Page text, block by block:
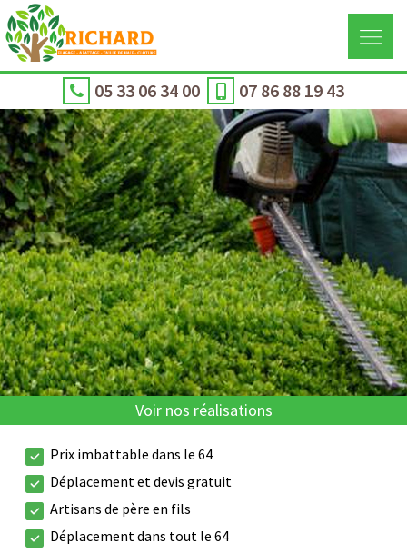
05 33 06 34 00 07 86 88 19 43
Voir nos réalisations
Prix imbattable dans le 64
Déplacement et devis gratuit
Artisans de père en fils
Déplacement dans tout le 64